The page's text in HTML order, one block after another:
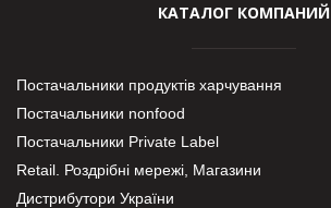
КАТАЛОГ КОМПАНИЙ
Постачальники продуктів харчування
Постачальники nonfood
Постачальники Private Label
Retail. Роздрібні мережі, Магазини
Дистрибутори України